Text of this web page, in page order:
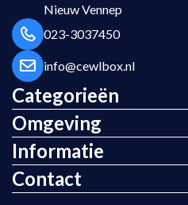
Nieuw Vennep
023-3037450
info@cewlbox.nl
Categorieën
Omgeving
Informatie
Contact